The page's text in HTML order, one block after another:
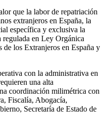
que la labor de repatriación
extranjeros en España, la
específica y exclusiva la
en Ley Orgánica
los Extranjeros en España y
con la administrativa en
una alta
coordinación milimétrica con
Fiscalía, Abogacía,
Secretaría de Estado de